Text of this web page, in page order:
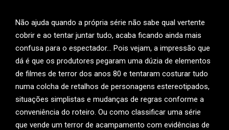
Não ajuda quando a própria série não sabe qual vertente
cobrir e ao tentar juntar tudo, acaba ficando ainda mais
confusa para o espectador… Pois vejam, a impressão que
dá é que os produtores pegaram uma dúzia de elementos
de filmes de terror dos anos 80 e tentaram costurar tudo
numa colcha de retalhos de personagens estereotipados,
situações simplistas e mudanças de regras conforme a
conveniência do roteiro. Ou como classificar uma série
que vende um terror de acampamento com evidências de